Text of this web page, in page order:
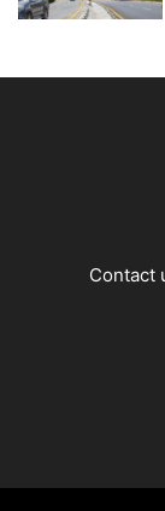
Contact